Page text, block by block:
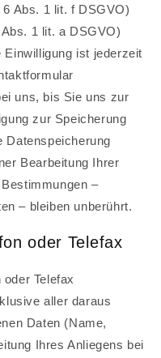
Abs. 1 lit. f DSGVO)
1 lit. a DSGVO)
ist jederzeit
uns, bis Sie uns zur
zur Speicherung
Datenspeicherung
Bearbeitung Ihrer
–
– bleiben unberührt.
oder Telefax
Telefax
aller daraus
Daten (Name,
Ihres Anliegens bei